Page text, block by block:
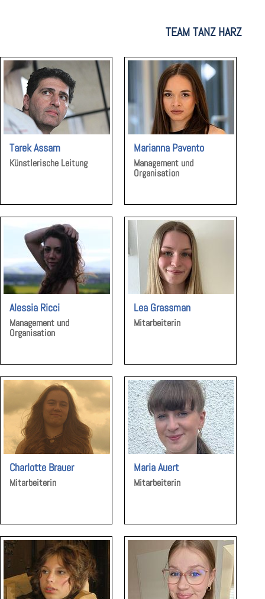
TEAM TANZ HARZ
Tarek Assam
Künstlerische Leitung
Marianna Pavento
Management und
Organisation
Alessia Ricci
Management und
Organisation
Lea Grassman
Mitarbeiterin
Charlotte Brauer
Mitarbeiterin
Maria Auert
Mitarbeiterin